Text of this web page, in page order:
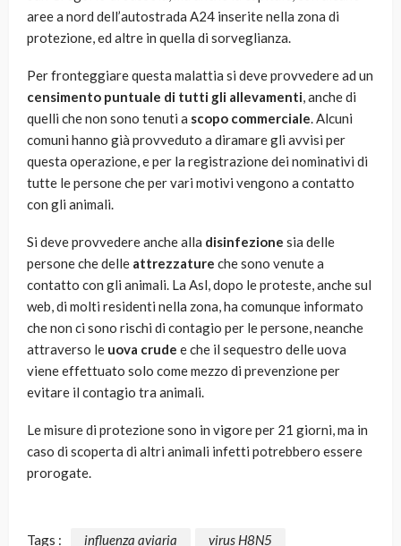
aree a nord dell’autostrada A24 inserite nella zona di
protezione, ed altre in quella di sorveglianza.
Per fronteggiare questa malattia si deve provvedere ad un
censimento puntuale di tutti gli allevamenti, anche di
quelli che non sono tenuti a scopo commerciale. Alcuni
comuni hanno già provveduto a diramare gli avvisi per
questa operazione, e per la registrazione dei nominativi di
tutte le persone che per vari motivi vengono a contatto
con gli animali.
Si deve provvedere anche alla disinfezione sia delle
persone che delle attrezzature che sono venute a
contatto con gli animali. La Asl, dopo le proteste, anche sul
web, di molti residenti nella zona, ha comunque informato
che non ci sono rischi di contagio per le persone, neanche
attraverso le uova crude e che il sequestro delle uova
viene effettuato solo come mezzo di prevenzione per
evitare il contagio tra animali.
Le misure di protezione sono in vigore per 21 giorni, ma in
caso di scoperta di altri animali infetti potrebbero essere
prorogate.
Tags : influenza aviaria virus H8N5